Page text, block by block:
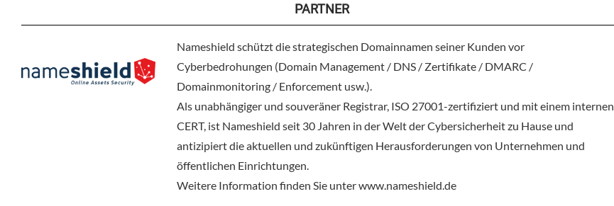
PARTNER
Nameshield schützt die strategischen Domainnamen seiner Kunden vor
Cyberbedrohungen (Domain Management / DNS / Zertifikate / DMARC /
Domainmonitoring / Enforcement usw.).
Als unabhängiger und souveräner Registrar, ISO 27001-zertifiziert und mit einem internen
CERT, ist Nameshield seit 30 Jahren in der Welt der Cybersicherheit zu Hause und
antizipiert die aktuellen und zukünftigen Herausforderungen von Unternehmen und
öffentlichen Einrichtungen.
Weitere Information finden Sie unter www.nameshield.de